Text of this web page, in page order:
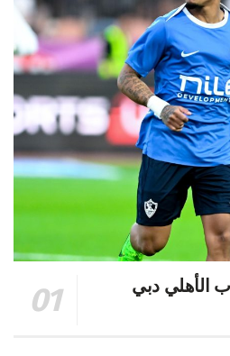
الأهلي دبي